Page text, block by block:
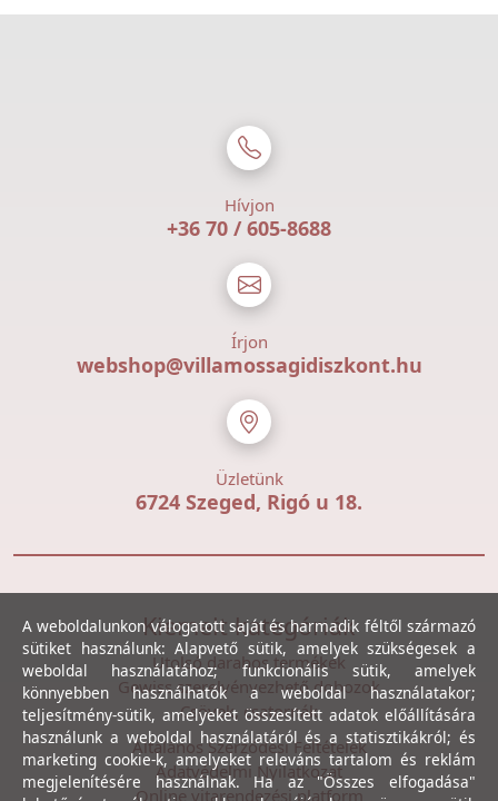
Hívjon
+36 70 / 605-8688
Írjon
webshop@villamossagidiszkont.hu
Üzletünk
6724 Szeged, Rigó u 18.
Kiemelt kategóriák
Utolsó darabos termékek
Gewiss szerelvényezhető dobozok
Csövek, csatornák
Általános Szerződési Feltételek
Adatvédelmi Nyilatkozat
Online vitarendezési platform
A weboldalunkon válogatott saját és harmadik féltől származó
sütiket használunk: Alapvető sütik, amelyek szükségesek a
weboldal használatához; funkcionális sütik, amelyek
könnyebben használhatók a weboldal használatakor;
teljesítmény-sütik, amelyeket összesített adatok előállítására
használunk a weboldal használatáról és a statisztikákról; és
marketing cookie-k, amelyeket releváns tartalom és reklám
megjelenítésére használnak. Ha az "Összes elfogadása"